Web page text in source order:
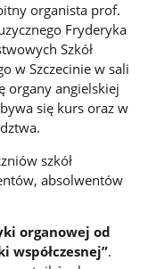
organista prof.
Fryderyka
Szkół
w Szczecinie w sali
organy angielskiej
się kurs oraz w
szkół
absolwentów
organowej od
współczesnej”.